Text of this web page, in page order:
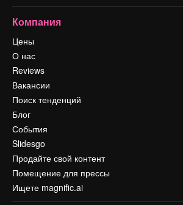
Компания
Цены
О нас
Reviews
Вакансии
Поиск тенденций
Блог
События
Slidesgo
Продайте свой контент
Помещение для прессы
Ищете magnific.ai